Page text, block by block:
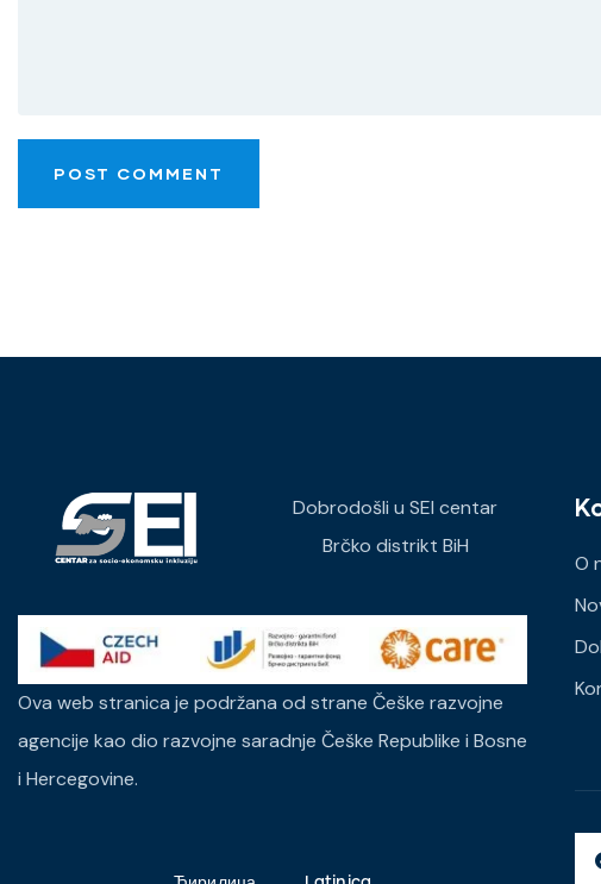
Dobrodošli u SEI centar
Brčko distrikt BiH
Ova web stranica je podržana od strane Češke razvojne
agencije kao dio razvojne saradnje Češke Republike i Bosne
i Hercegovine.
O